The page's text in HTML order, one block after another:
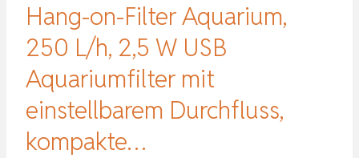
Hang-on-Filter Aquarium,
250 L/h, 2,5 W USB
Aquariumfilter mit
einstellbarem Durchfluss,
kompakte…